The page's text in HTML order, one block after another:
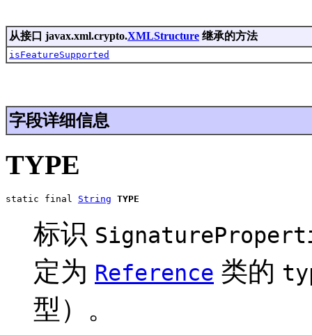
从接口 javax.xml.crypto.XMLStructure 继承的方法
isFeatureSupported
字段详细信息
TYPE
static final String TYPE
标识
定为 Reference 类的
型）。